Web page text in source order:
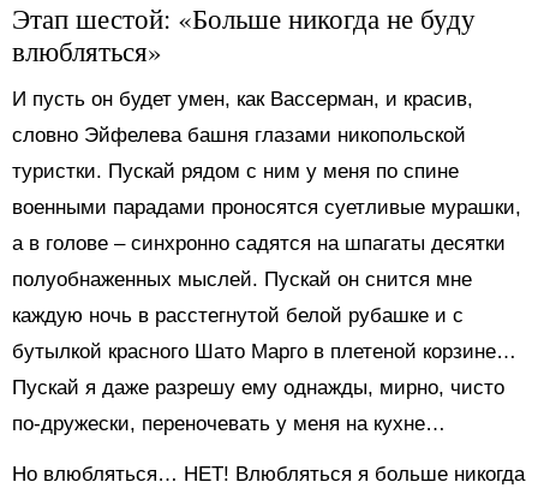
Этап шестой: «Больше никогда не буду
влюбляться»
И пусть он будет умен, как Вассерман, и красив,
словно Эйфелева башня глазами никопольской
туристки. Пускай рядом с ним у меня по спине
военными парадами проносятся суетливые мурашки,
а в голове – синхронно садятся на шпагаты десятки
полуобнаженных мыслей. Пускай он снится мне
каждую ночь в расстегнутой белой рубашке и с
бутылкой красного Шато Марго в плетеной корзине…
Пускай я даже разрешу ему однажды, мирно, чисто
по-дружески, переночевать у меня на кухне…
Но влюбляться… НЕТ! Влюбляться я больше никогда